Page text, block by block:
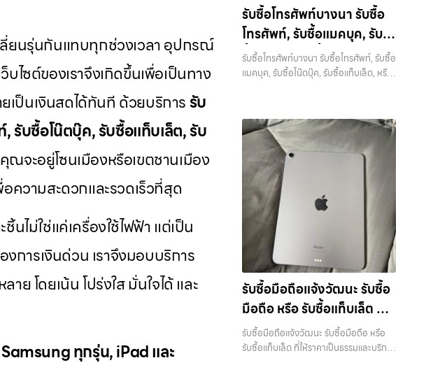
ยนรุ่นกันแทบทุกช่วงเวลา อุปกรณ์
ไซต์ของเราจึงเกิดขึ้นเพื่อเป็นทาง
เป็นเงินสดได้ทันที ด้วยบริการรับ
รับซื้อโน๊ตบุ๊ค, รับซื้อแท็บเล็ต, รับ
ณจะอยู่โซนเมืองหรือเขตชานเมือง
ความสะดวกและรวดเร็วที่สุด
ไม่ใช่แค่เครื่องใช้ไฟฟ้า แต่เป็น
ารเงินด่วน เราจึงมอบบริการ
ย โดยเน้น โปร่งใส มั่นใจได้ และ
ทุกรุ่น, iPad และ
การขายของคุณ เราจึงตั้งใจให้บริการในเขต
ลาดพร้าว, รัชดา, บางรัก, แจ้งวัฒนะ,
บางแค, วัชรพล, รามอินทรา, บางนา,
บางพลี, เกษตรนวมินทร์, เสนานิคม, วังหิน
อย่างเต็มที่ ไม่ว่าคุณจะค้นหาคำว่า “รับซื้อ
Samsung มือสอง ราคาสูง” — ที่นี่คือคำ
ตอบ เพราะบริการของเรามุ่งตรงให้คุณได้
รับราคาและความสะดวกสบายที่เหนือกว่า
เลือกเราแล้วคุณจะได้บริการที่คุณไว้วางใจ
พร้อมทีมงานที่พร้อมอำนวยความสะดวก
นัดรับถึงที่ ตรวจสภาพอย่างมืออาชีพ และ
จ่ายเงินทันที ทั้งหมดนี้เพื่อให้การขาย
อุปกรณ์ของคุณเป็นเรื่องง่ายขึ้น ดีกว่า
รวดเร็วกว่า และคุ้มค่ากว่า ทำไมต้องเลือก
เรา ผู้เชี่ยวชาญด้านการให้บริการ รับซื้อมือ
ถือ iPhone, Samsung, ไอแพด แท็บเล็ต
ทุกยี่ห้อ ในราคาสูง พร้อมจ่ายเงินทันที โดย
เน้นบริการในพื้นที่ ลาดพร้าว, รัชดา, บางรัก,
รวมถึง บางนา, บางพลี, เกษตรนวมินทร์,
เสนานิคม, วังหินไม่ว่าคุณจะต้องการ รับซื้อ
เงินสดได้ทันที ด้วยบริการ รับซื้อไอโฟน, รับ
ซื้อไอแพด, รับซื้อมือถือ, รับซื้อโทรศัพท์, รับ
ซื้อโน๊ตบุ๊ค, รับซื้อแท็บเล็ต, รับซื้อสินค้าไอที
กรุงเทพมหานคร อย่างครบวงจร ไม่ว่าคุณ
จะอยู่โซนเมืองหรือเขตชานเมือง เรามีทีม
งานพร้อมให้บริการถึงที่ในพื้นที่ “ใกล้ ฉัน”
แต่ละชิ้นไม่ใช่แค่เครื่องใช้ไฟฟ้า แต่เป็น
ทรัพย์สินที่มีมูลค่า คุณอาจต้องการเปลี่ยน
รุ่น หรือต้องการเงินด่วน เราจึงมอบบริการ
ประเมินสภาพเครื่อง ฟรี ปราบปรามความ
ยุ่งยากทั้งหลาย โดยเน้น โปร่งใส มั่นใจได้
และจ่ายเงินทันทีเมื่อตกลงซื้อขายสำเร็จ
บริการของเราครอบคลุมทั้ง iPhone สาย
ใหม่-เก่า, Samsung ทุกรุ่น, iPad และ
แท็บเล็ตทุกแบรนด์ เรารับถึงแม้จะอยู่ใน
สภาพใช้งานแล้ว ตกแต่งแล้ว หรือมีรอย
บ้าง เพราะมูลค่าของเครื่องไม่ได้ขึ้นอยู่แค่
ยี่ห้อ แต่ขึ้นอยู่กับสภาพจริง ความครบชุด
และความสะดวกในการขายของคุณ เราจึง
ตั้งใจให้บริการในเขต ลาดพร้าว, รัชดา,
บางรัก, แจ้งวัฒนะ, บางแค, วัชรพล,
รามอินทรา, บางนา, บางพลี, เกษตรนวมิ
อุปกรณ์ไอทีแล้วอยากได้เงินด่วน? ติดต่อ
เราเลย! การันตีราคาดี รับเงินทันใจ
ประสบการณ์เหนือระดับกับการ รับซื้อไอ
โฟน, รับซื้อไอแพด, รับซื้อมือถือ ยินดี
ต้อนรับสู่ “รับซื้อขายมือถือ.com” เว็บไซต์
ที่คุณไว้วางใจได้ สำหรับบริการ รับซื้อ มือ
ครอบคลุมพื้นที่ ลาดพร้าว, รัชดา, บางรัก,
แจ้งวัฒนะ, บางแค, วัชรพล, รามอินทรา
และเขตกรุงเทพฯ ใกล้ “ใกล้ ฉัน” ที่สุด ในยุค
ที่สมาร์ทโฟน แท็บเล็ต และอุปกรณ์ไอทีใหม่ๆ
เปลี่ยนรุ่นกันแทบทุกช่วงเวลา อุปกรณ์ที่
คุณใช้แล้วอาจกลายเป็นของที่ไม่ได้ใช้งาน
อยู่เฉยๆ เว็บไซต์ของเราจึงเกิดขึ้นเพื่อเป็น
ทางเลือกให้คุณสามารถเปลี่ยนอุปกรณ์ที่ไม่
ใช้แล้วให้กลายเป็นเงินสดได้ทันที ด้วย
บริการ รับซื้อไอโฟน, รับซื้อไอแพด, รับซื้อ
มือถือ, รับซื้อโทรศัพท์, รับซื้อโน๊ตบุ๊ค, รับซื้อ
แท็บเล็ต, รับซื้อสินค้าไอทีกรุงเทพมหานคร
อย่างครบวงจร ไม่ว่าคุณจะอยู่โซนเมือง
หรือเขตชานเมือง เรามีทีมงานพร้อมให้
บริการถึงที่ในพื้นที่ “ใกล้ ฉัน” เพื่อความ
สะดวกและรวดเร็วที่สุด ที่ “รับซื้อขายมือ
รับซื้อโทรศัพท์บางนา รับซื้อ
โทรศัพท์, รับซื้อแมคบุค, รับ
ซื้อโน๊ตบุ๊ค, รับซื้อแท็บเล็ต,
หรือบริการอื่นๆ เกี่ยวกับ
รับซื้อโทรศัพท์บางนา รับซื้อโทรศัพท์, รับซื้อ
แมคบุค, รับซื้อโน๊ตบุ๊ค, รับซื้อแท็บเล็ต, หรือ
ซื้อ มือถือและอุปกรณ์ iPhone,
Samsung, iPad, แท็บเล็ต ทุกยี่ห้อ พร้อม
ให้บริการในพื้นที่ ลาดพร้าว รัชดา บางรัก
แจ้งวัฒนะ บางแค วัชรพล รามอินทรา รับ
ซื้อโทรศัพท์บางนา — รับซื้อโทรศัพท์, รับ
ซื้อแมคบุค, รับซื้อโน๊ตบุ๊ค, รับซื้อแท็บเล็ต,
หรือบริการอื่นๆ เกี่ยวกับสินค้าไอที
กรุงเทพฯ เราพร้อมให้บริการครบวงจร รับ
ซื้อโทรศัพท์บางนา รับซื้อโทรศัพท์, รับซื้อแม
คบุค, รับซื้อโน๊ตบุ๊ค, รับซื้อแท็บเล็ต, หรือ
บริการอื่นๆ เกี่ยวกับสินค้าไอที กรุงเทพฯ…
รับซื้อโทรศัพท์บางนา บริการถึงพื้นที่ เขต
ลาดพร้าว, รัชดา, บางรัก, แจ้งวัฒนะ,
บางแค, วัชรพล, รามอินทรา — นัดรับ
การ รับซื้อไอโฟน, รับซื้อไอแพด, รับซื้อมือ
ถือ ยินดีต้อนรับสู่ “รับซื้อขายมือถือ.com”
รับซื้อมือถือแจ้งวัฒนะ รับซื้อ
มือถือ หรือ รับซื้อแท็บเล็ต ที่
ให้ราคาเป็นธรรมและบริการ
รวดเร็ว บริการครอบคลุมทั่ว
รับซื้อมือถือแจ้งวัฒนะ รับซื้อมือถือ หรือ
รับซื้อแท็บเล็ต ที่ให้ราคาเป็นธรรมและบริการ